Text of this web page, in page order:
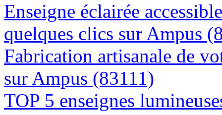
Enseigne éclairée
quelques clics sur Ampus
Fabrication artisanale de
sur Ampus (83111)
TOP 5 enseignes